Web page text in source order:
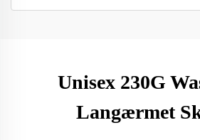
Unisex 230G
Langærmet